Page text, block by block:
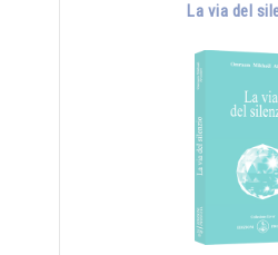
La via del